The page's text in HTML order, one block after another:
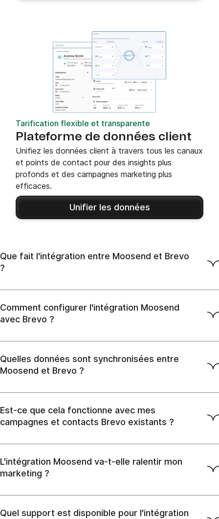
Tarification flexible et transparente
Plateforme de données client
Unifiez les données client à travers tous les canaux
et points de contact pour des insights plus
profonds et des campagnes marketing plus
efficaces.
Unifier les données
Que fait l'intégration entre Moosend et Brevo
?
Comment configurer l'intégration Moosend
avec Brevo ?
Quelles données sont synchronisées entre
Moosend et Brevo ?
Est-ce que cela fonctionne avec mes
campagnes et contacts Brevo existants ?
L'intégration Moosend va-t-elle ralentir mon
marketing ?
Quel support est disponible pour l'intégration